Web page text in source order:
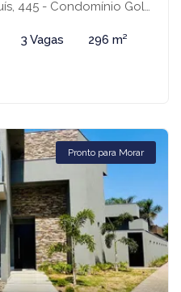
Golden Park Residence, Mirassol-SP
3 Vagas 296 m²
Pronto para Morar